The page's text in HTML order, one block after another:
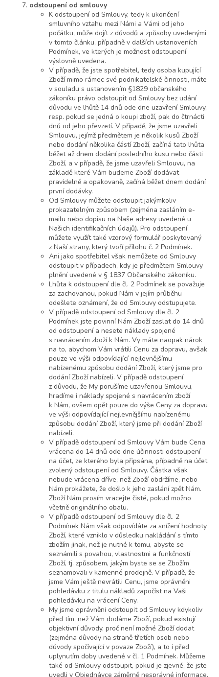
odstoupení od smlouvy
K odstoupení od Smlouvy, tedy k ukončení
smluvního vztahu mezi Námi a Vámi od jeho
počátku, může dojít z důvodů a způsoby uvedenými
v tomto článku, případně v dalších ustanoveních
Podmínek, ve kterých je možnost odstoupení
výslovně uvedena.
V případě, že jste spotřebitel, tedy osoba kupující
Zboží mimo rámec své podnikatelské činnosti, máte
v souladu s ustanovením §1829 občanského
zákoníku právo odstoupit od Smlouvy bez udání
důvodu ve lhůtě 14 dnů ode dne uzavření Smlouvy,
resp. pokud se jedná o koupi zboží, pak do čtrnácti
dnů od jeho převzetí. V případě, že jsme uzavřeli
Smlouvu, jejímž předmětem je několik kusů Zboží
nebo dodání několika částí Zboží, začíná tato lhůta
běžet až dnem dodání posledního kusu nebo části
Zboží, a v případě, že jsme uzavřeli Smlouvu, na
základě které Vám budeme Zboží dodávat
pravidelně a opakovaně, začíná běžet dnem dodání
první dodávky.
Od Smlouvy můžete odstoupit jakýmkoliv
prokazatelným způsobem (zejména zasláním e-
mailu nebo dopisu na Naše adresy uvedené u
Našich identifikačních údajů). Pro odstoupení
můžete využít také vzorový formulář poskytovaný
z Naší strany, který tvoří přílohu č. 2 Podmínek.
Ani jako spotřebitel však nemůžete od Smlouvy
odstoupit v případech, kdy je předmětem Smlouvy
plnění uvedené v § 1837 Občanského zákoníku.
Lhůta k odstoupení dle čl. 2 Podmínek se považuje
za zachovanou, pokud Nám v jejím průběhu
odešlete oznámení, že od Smlouvy odstupujete.
V případě odstoupení od Smlouvy dle čl. 2
Podmínek jste povinní Nám Zboží zaslat do 14 dnů
od odstoupení a nesete náklady spojené
s navrácením zboží k Nám. Vy máte naopak nárok
na to, abychom Vám vrátili Cenu za dopravu, avšak
pouze ve výši odpovídající nejlevnějšímu
nabízenému způsobu dodání Zboží, který jsme pro
dodání Zboží nabízeli. V případě odstoupení
z důvodu, že My porušíme uzavřenou Smlouvu,
hradíme i náklady spojené s navrácením zboží
k Nám, ovšem opět pouze do výše Ceny za dopravu
ve výši odpovídající nejlevnějšímu nabízenému
způsobu dodání Zboží, který jsme při dodání Zboží
nabízeli.
V případě odstoupení od Smlouvy Vám bude Cena
vrácena do 14 dnů ode dne účinnosti odstoupení
na účet, ze kterého byla připsána, případně na účet
zvolený odstoupení od Smlouvy. Částka však
nebude vrácena dříve, než Zboží obdržíme, nebo
Nám prokážete, že došlo k jeho zaslání zpět Nám.
Zboží Nám prosím vracejte čisté, pokud možno
včetně originálního obalu.
V případě odstoupení od Smlouvy dle čl. 2
Podmínek Nám však odpovídáte za snížení hodnoty
Zboží, které vzniklo v důsledku nakládání s tímto
zbožím jinak, než je nutné k tomu, abyste se
seznámili s povahou, vlastnostmi a funkčností
Zboží, tj. způsobem, jakým byste se se Zbožím
seznamovali v kamenné prodejně. V případě, že
jsme Vám ještě nevrátili Cenu, jsme oprávněni
pohledávku z titulu nákladů započíst na Vaši
pohledávku na vrácení Ceny.
My jsme oprávněni odstoupit od Smlouvy kdykoliv
před tím, než Vám dodáme Zboží, pokud existují
objektivní důvody, proč není možné Zboží dodat
(zejména důvody na straně třetích osob nebo
důvody spočívající v povaze Zboží), a to i před
uplynutím doby uvedené v čl. 1 Podmínek. Můžeme
také od Smlouvy odstoupit, pokud je zjevné, že jste
uvedli v Objednávce záměrně nesprávné informace.